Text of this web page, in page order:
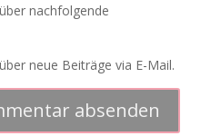
nachfolgende
neue Beiträge via E-Mail.